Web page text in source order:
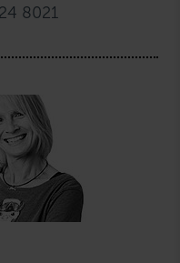
8021